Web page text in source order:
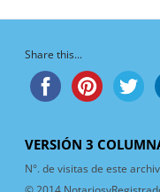
Share this...
VERSIÓN 3
N°. de visitas de este